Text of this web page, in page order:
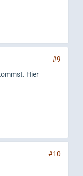
#9
Hier
#10